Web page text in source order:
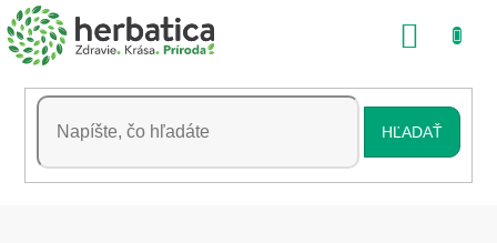
Prejsť
na
obsah
HĽADAŤ